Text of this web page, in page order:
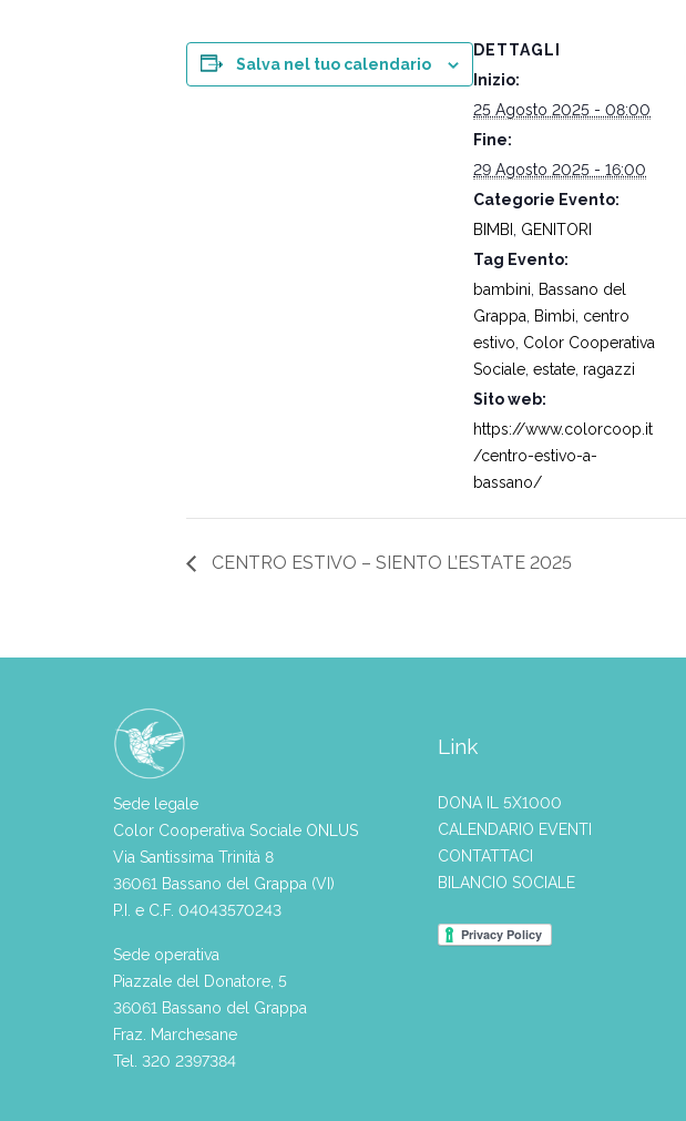
Salva nel tuo calendario
DETTAGLI
Inizio:
25 Agosto 2025 - 08:00
Fine:
29 Agosto 2025 - 16:00
Categorie Evento:
BIMBI GENITORI
Tag Evento:
bambini Bassano del
Grappa Bimbi centro
estivo Color Cooperativa
Sociale estate ragazzi
Sito web:
https://www.colorcoop.it
/centro-estivo-a-
bassano/
CENTRO ESTIVO – SIENTO L’ESTATE 2025
Sede legale
Color Cooperativa Sociale ONLUS
Via Santissima Trinità 8
36061 Bassano del Grappa (VI)
P.I. e C.F. 04043570243
Sede operativa
Piazzale del Donatore, 5
36061 Bassano del Grappa
Fraz. Marchesane
Tel. 320 2397384
Link
DONA IL 5X1000
CALENDARIO EVENTI
CONTATTACI
BILANCIO SOCIALE